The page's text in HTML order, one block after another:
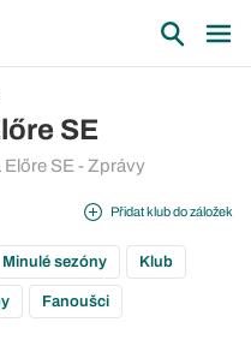
SE
SE - Zprávy
Přidat klub do záložek
Minulé sezóny Klub
Fanoušci